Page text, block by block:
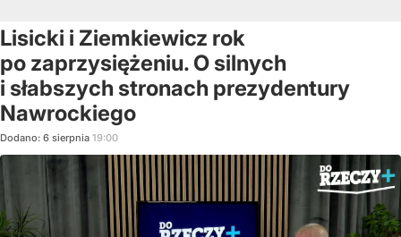
Lisicki i Ziemkiewicz rok
po zaprzysiężeniu. O silnych
i słabszych stronach prezydentury
Nawrockiego
Dodano: 6 sierpnia 19:00